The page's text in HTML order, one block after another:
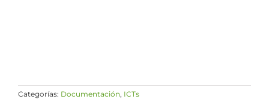
Categorías: Documentación, ICTs